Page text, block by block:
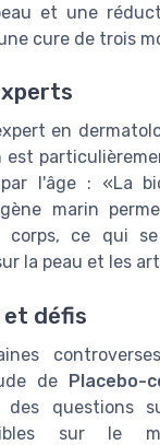
et une
cure de trois
en
est
l'âge : «La
marin
corps, ce qui
la peau et les
et défis
de Placebo-
des questions
sur le